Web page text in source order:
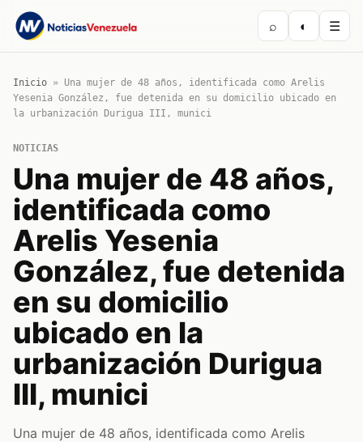
⌕ ◐ ☰
Inicio » Una mujer de 48 años, identificada como Arelis
Yesenia González, fue detenida en su domicilio ubicado en
la urbanización Durigua III, munici
NOTICIAS
Una mujer de 48 años,
identificada como
Arelis Yesenia
González, fue detenida
en su domicilio
ubicado en la
urbanización Durigua
III, munici
Una mujer de 48 años, identificada como Arelis